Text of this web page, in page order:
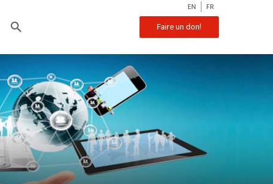
search
EN FR
Faire un don!